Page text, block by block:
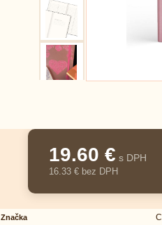
19.60 € s DPH
16.33 € bez DPH
Značka